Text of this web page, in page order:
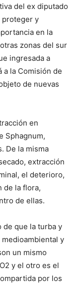
del ex diputado
proteger y
en la
zonas del sur
ingresada a
a la Comisión de
de nuevas
en
Sphagnum,
De la misma
extracción
el deterioro,
de la flora,
de ellas.
de que la turba y
y
un mismo
y el otro es el
por los